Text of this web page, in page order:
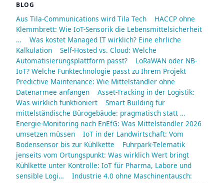
BLOG
Aus Tila-Communications wird Tila Tech
HACCP ohne
Klemmbrett: Wie IoT-Sensorik die Lebensmittelsicherheit
…
Was kostet Managed IT wirklich? Eine ehrliche
Kalkulation
Self-Hosted vs. Cloud: Welche
Automatisierungsplattform passt?
LoRaWAN oder NB-
IoT? Welche Funktechnologie passt zu Ihrem Projekt
Predictive Maintenance: Wie Mittelständler ohne
Datenarmee anfangen
Asset-Tracking in der Logistik:
Was wirklich funktioniert
Smart Building für
mittelständische Bürogebäude: pragmatisch statt …
Energie-Monitoring nach EnEfG: Was Mittelständler 2026
umsetzen müssen
IoT in der Landwirtschaft: Vom
Bodensensor bis zur Kühlkette
Fuhrpark-Telematik
jenseits vom Ortungspunkt: Was wirklich Wert bringt
Kühlkette unter Kontrolle: IoT für Pharma, Labore und
sensible Logi…
Industrie 4.0 ohne Maschinentausch: